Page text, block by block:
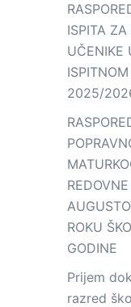
ISPITA
UČENIKE
2025/
ROKU
GODINE
Prijem
razred